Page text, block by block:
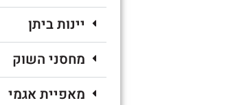
יינות ביתן
מחסני השוק
מאפיית אגמי